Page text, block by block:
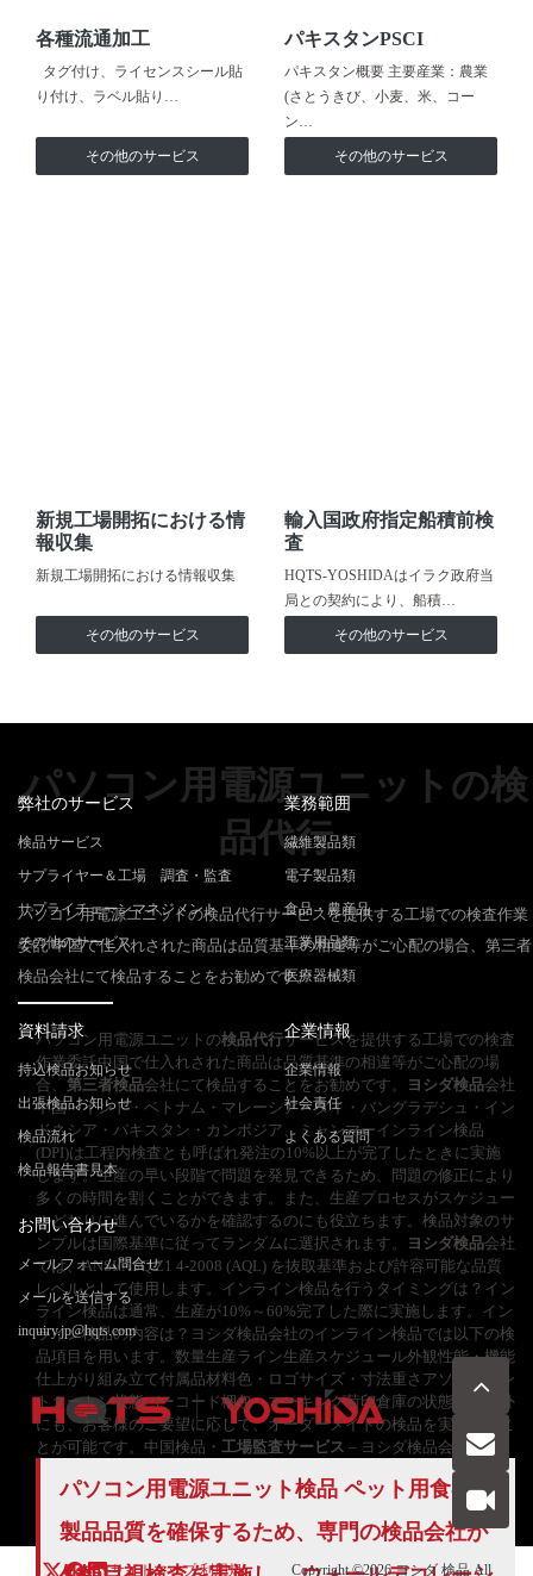
各種流通加工
タグ付け、ライセンスシール貼
り付け、ラベル貼り…
その他のサービス
パキスタンPSCI
パキスタン概要 主要産業：農業
(さとうきび、小麦、米、コー
ン…
その他のサービス
新規工場開拓における情
報収集
新規工場開拓における情報収集
その他のサービス
輸入国政府指定船積前検
査
HQTS-YOSHIDAはイラク政府当
局との契約により、船積…
その他のサービス
パソコン用電源ユニットの検
品代行
パソコン用電源ユニットの検品代行サービスを提供する工場での検査作業
委託 中国で仕入れされた商品は品質基準の相違等がご心配の場合、第三者
検品会社にて検品することをお勧めです。
パソコン用電源ユニットの検品代行サービスを提供する工場での検査
作業委託中国で仕入れされた商品は品質基準の相違等がご心配の場
合、 第三者検品会社にて検品することをお勧めです。 ヨシダ検品会社
中国・インド・ベトナム・マレーシア・タイ・バングラデシュ・イン
ドネシア・パキスタン・カンボジア、ミャンマーインライン検品
(DPI)は工程内検査とも呼ばれ発注の10%以上が完了したときに実施
します。生産の早い段階で問題を発見できるため、問題の修正により
多くの時間を割くことができます。また、生産プロセスがスケジュー
ルどおりに進んでいるかを確認するのにも役立ちます。検品対象のサ
ンプルは国際基準に従ってランダムに選択されます。
ヨシダ検品会社
では、ANSI/ASQ Z1 4-2008 (AQL) を抜取基準および許容可能な品質
レベルとして使用します。インライン検品を行うタイミングは？イン
ライン検品は通常、生産が10%～60%完了した際に実施します。イン
ライン検品の内容は？ヨシダ検品会社のインライン検品では以下の検
品項目を用います。数量生産ライン生産スケジュール外観性能・機能
仕上がり組み立て付属品材料色・ロゴサイズ・寸法重さアソートメン
トカートン状態バーコード梱包・マーキング荷印倉庫の状態上記以外
にも、お客様のご要望に応じて、オーダーメイドの検品を実施するこ
とが可能です。中国検品・ 工場監査サービス – ヨシダ検品会社
パソコン用電源ユニット検品 ペット用食器の
製品品質を確保するため、専門の検品会社が
弊社のサービス
検品サービス
サプライヤー＆工場 調査・監査
サプライチェーンマネジメント
その他のサービス
業務範囲
繊維製品類
電子製品類
食品・農産品
工業用品類
医療器械類
資料請求
持込検品お知らせ
出張検品お知らせ
検品流れ
検品報告書見本
企業情報
企業情報
社会責任
よくある質問
お問い合わせ
メールフォーム問合せ
メールを送信する
inquiry.jp@hqts.com
お電話でのお問い合わせ
050-5840-2657
お問い合わせ
サイトマップ 利用規 Copyright ©2026ヨシダ 検品All